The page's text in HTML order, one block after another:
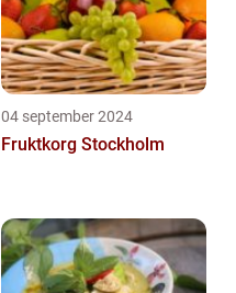
04 september 2024
Fruktkorg Stockholm